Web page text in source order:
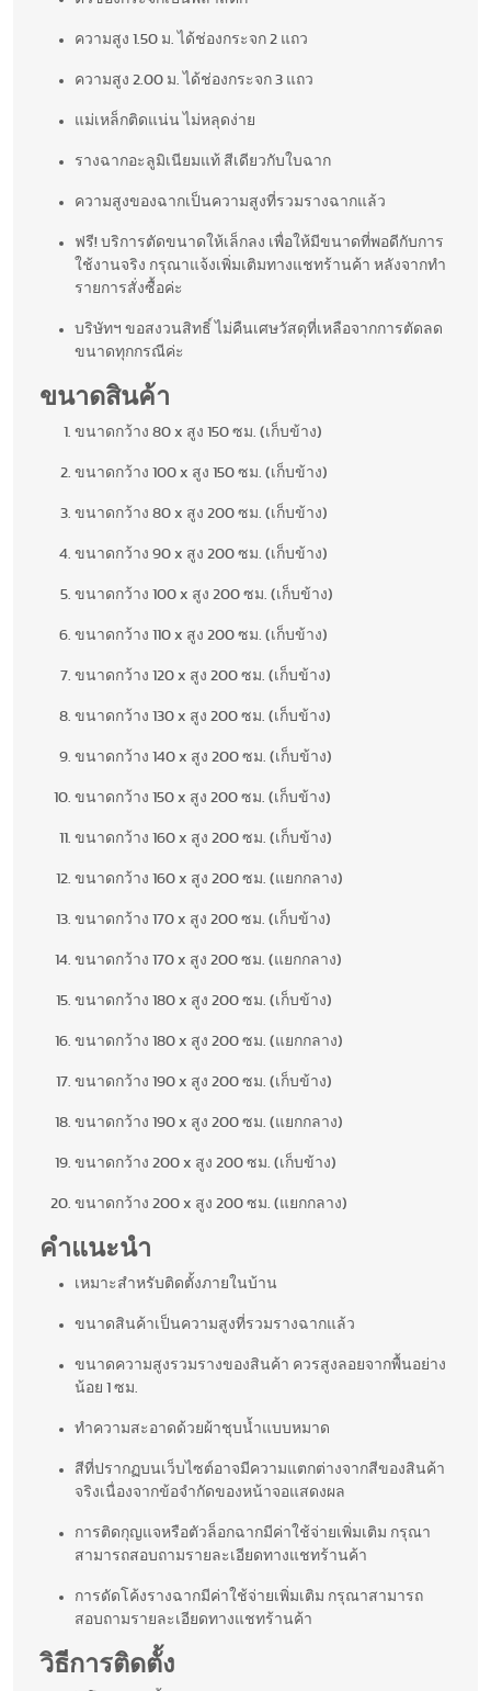
ความสูง 1.50 ม. ได้ช่องกระจก 2 แถว
ความสูง 2.00 ม. ได้ช่องกระจก 3 แถว
แม่เหล็กติดแน่น ไม่หลุดง่าย
รางฉากอะลูมิเนียมแท้ สีเดียวกับใบฉาก
ความสูงของฉากเป็นความสูงที่รวมรางฉากแล้ว
ฟรี! บริการตัดขนาดให้เล็กลง เพื่อให้มีขนาดที่พอดีกับการ
ใช้งานจริง กรุณาแจ้งเพิ่มเติมทางแชทร้านค้า หลังจากทำ
รายการสั่งซื้อค่ะ
บริษัทฯ ขอสงวนสิทธิ์ ไม่คืนเศษวัสดุที่เหลือจากการตัดลด
ขนาดทุกกรณีค่ะ
ขนาดสินค้า
ขนาดกว้าง 80 x สูง 150 ซม. (เก็บข้าง)
ขนาดกว้าง 100 x สูง 150 ซม. (เก็บข้าง)
ขนาดกว้าง 80 x สูง 200 ซม. (เก็บข้าง)
ขนาดกว้าง 90 x สูง 200 ซม. (เก็บข้าง)
ขนาดกว้าง 100 x สูง 200 ซม. (เก็บข้าง)
ขนาดกว้าง 110 x สูง 200 ซม. (เก็บข้าง)
ขนาดกว้าง 120 x สูง 200 ซม. (เก็บข้าง)
ขนาดกว้าง 130 x สูง 200 ซม. (เก็บข้าง)
ขนาดกว้าง 140 x สูง 200 ซม. (เก็บข้าง)
ขนาดกว้าง 150 x สูง 200 ซม. (เก็บข้าง)
ขนาดกว้าง 160 x สูง 200 ซม. (เก็บข้าง)
ขนาดกว้าง 160 x สูง 200 ซม. (แยกกลาง)
ขนาดกว้าง 170 x สูง 200 ซม. (เก็บข้าง)
ขนาดกว้าง 170 x สูง 200 ซม. (แยกกลาง)
ขนาดกว้าง 180 x สูง 200 ซม. (เก็บข้าง)
ขนาดกว้าง 180 x สูง 200 ซม. (แยกกลาง)
ขนาดกว้าง 190 x สูง 200 ซม. (เก็บข้าง)
ขนาดกว้าง 190 x สูง 200 ซม. (แยกกลาง)
ขนาดกว้าง 200 x สูง 200 ซม. (เก็บข้าง)
ขนาดกว้าง 200 x สูง 200 ซม. (แยกกลาง)
คำแนะนำ
เหมาะสำหรับติดตั้งภายในบ้าน
ขนาดสินค้าเป็นความสูงที่รวมรางฉากแล้ว
ขนาดความสูงรวมรางของสินค้า ควรสูงลอยจากพื้นอย่าง
น้อย 1 ซม.
ทำความสะอาดด้วยผ้าชุบน้ำแบบหมาด
สีที่ปรากฏบนเว็บไซต์อาจมีความแตกต่างจากสีของสินค้า
จริงเนื่องจากข้อจำกัดของหน้าจอแสดงผล
การติดกุญแจหรือตัวล็อกฉากมีค่าใช้จ่ายเพิ่มเติม กรุณา
สามารถสอบถามรายละเอียดทางแชทร้านค้า
การดัดโค้งรางฉากมีค่าใช้จ่ายเพิ่มเติม กรุณาสามารถ
สอบถามรายละเอียดทางแชทร้านค้า
วิธีการติดตั้ง